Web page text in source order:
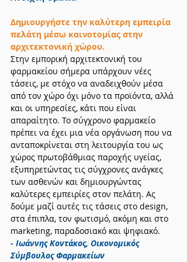
∆ημιουργήστε την καλύτερη εμπειρία
πελάτη µέσω καινοτοµίας στην
αρχιτεκτονική χώρου.
Στην εµπορική αρχιτεκτονική του
φαρµακείου σήµερα υπάρχουν νέες
τάσεις, µε στόχο να αναδειχθούν µέσα
από τον χώρο όχι µόνο τα προϊόντα, αλλά
και οι υπηρεσίες, κάτι που είναι
απαραίτητο. Το σύγχρονο φαρµακείο
πρέπει να έχει µια νέα οργάνωση που να
ανταποκρίνεται στη λειτουργία του ως
χώρος πρωτοβάθµιας παροχής υγείας,
εξυπηρετώντας τις σύγχρονες ανάγκες
των ασθενών και δηµιουργώντας
καλύτερες εµπειρίες στον πελάτη. Ας
δούµε µαζί αυτές τις τάσεις στο design,
στα έπιπλα, τον φωτισµό, ακόµη και στο
marketing, παραδοσιακό και ψηφιακό.
- Ιωάννης Κοντάκος, Οικονοµικός
Σύµβουλος Φαρµακείων